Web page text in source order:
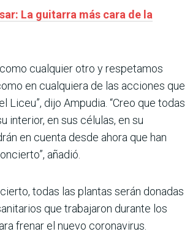
La guitarra más cara de la
cualquier otro y respetamos
en cualquiera de las acciones que
Liceu”, dijo Ampudia. “Creo que todas
interior, en sus células, en su
en cuenta desde ahora que han
añadió.
todas las plantas serán donadas
que trabajaron durante los
frenar el nuevo coronavirus.